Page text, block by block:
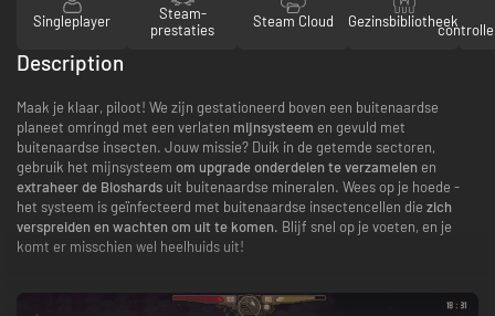
Singleplayer
Steam-
prestaties
Steam Cloud Gezinsbibliotheek
Description
Maak je klaar, piloot! We zijn gestationeerd boven een buitenaardse
planeet omringd met een verlaten mijnsysteem en gevuld met
buitenaardse insecten. Jouw missie? Duik in de getemde sectoren,
gebruik het mijnsysteem om upgrade onderdelen te verzamelen en
extraheer de Bioshards uit buitenaardse mineralen. Wees op je hoede -
het systeem is geïnfecteerd met buitenaardse insectencellen die zich
verspreiden en wachten om uit te komen. Blijf snel op je voeten, en je
komt er misschien wel heelhuids uit!